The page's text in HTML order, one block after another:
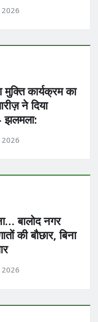
कार्यक्रम का
ने दिया
झलमला:
बालोद नगर
की बौछार, बिना